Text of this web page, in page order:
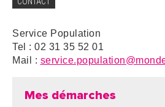
Service Population
Tel : 02 31 35 52 01
Mail :
Mes démarches